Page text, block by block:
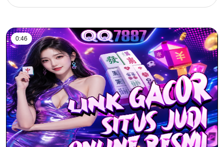
0:46